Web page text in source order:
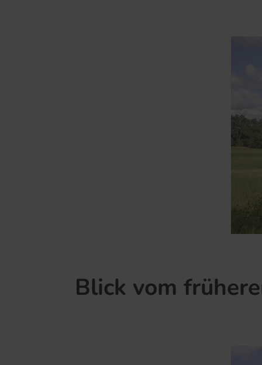
Blick vom